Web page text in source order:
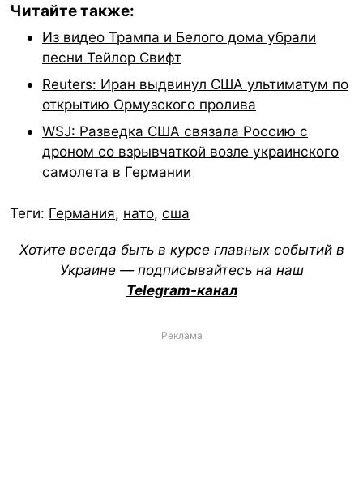
Читайте также:
Из видео Трампа и Белого дома убрали
песни Тейлор Свифт
Reuters: Иран выдвинул США ультиматум по
открытию Ормузского пролива
WSJ: Разведка США связала Россию с
дроном со взрывчаткой возле украинского
самолета в Германии
Теги: Германия, нато, сша
Хотите всегда быть в курсе главных событий в
Украине — подписывайтесь на наш
Telegram-канал
Реклама